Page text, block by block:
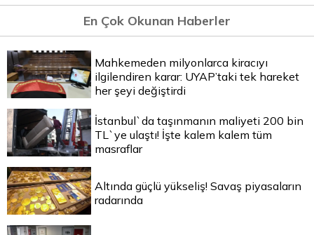
En Çok Okunan Haberler
Mahkemeden milyonlarca kiracıyı
ilgilendiren karar: UYAP’taki tek hareket
her şeyi değiştirdi
İstanbul`da taşınmanın maliyeti 200 bin
TL`ye ulaştı! İşte kalem kalem tüm
masraflar
Altında güçlü yükseliş! Savaş piyasaların
radarında